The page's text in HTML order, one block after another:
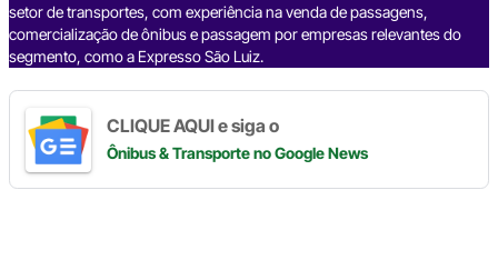
setor de transportes, com experiência na venda de passagens,
comercialização de ônibus e passagem por empresas relevantes do
segmento, como a Expresso São Luiz.
CLIQUE AQUI e siga o
Ônibus & Transporteno Google News